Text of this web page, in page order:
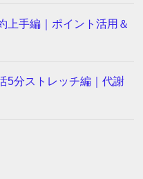
上手編｜ポイント活用＆
5分ストレッチ編｜代謝